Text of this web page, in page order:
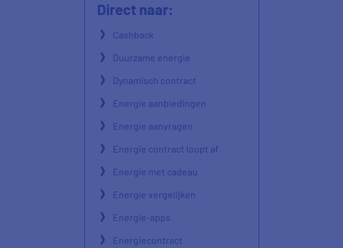
Direct naar:
Cashback
Duurzame energie
Dynamisch contract
Energie aanbiedingen
Energie aanvragen
Energie contract loopt af
Energie met cadeau
Energie vergelijken
Energie-apps
Energiecontract